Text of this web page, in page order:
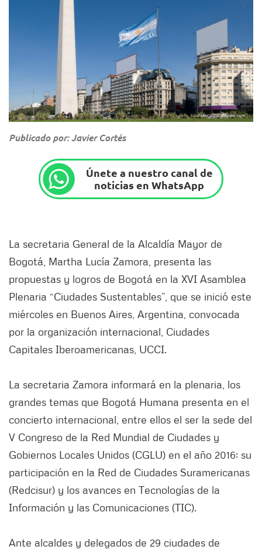
Publicado por: Javier Cortés
Únete a nuestro canal de
noticias en WhatsApp
La secretaria General de la Alcaldía Mayor de
Bogotá, Martha Lucía Zamora, presenta las
propuestas y logros de Bogotá en la XVI Asamblea
Plenaria “Ciudades Sustentables”, que se inició este
miércoles en Buenos Aires, Argentina, convocada
por la organización internacional, Ciudades
Capitales Iberoamericanas, UCCI.
La secretaria Zamora informará en la plenaria, los
grandes temas que Bogotá Humana presenta en el
concierto internacional, entre ellos el ser la sede del
V Congreso de la Red Mundial de Ciudades y
Gobiernos Locales Unidos (CGLU) en el año 2016; su
participación en la Red de Ciudades Suramericanas
(Redcisur) y los avances en Tecnologías de la
Información y las Comunicaciones (TIC).
Ante alcaldes y delegados de 29 ciudades de